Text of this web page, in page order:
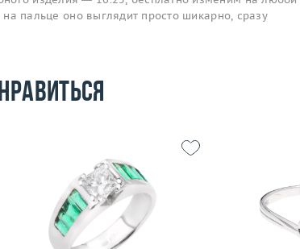
пальце оно выглядит просто шикарно, сразу
Размер
Вес (г)
Материал
золото 750 пробы
Вес (г)
Материал